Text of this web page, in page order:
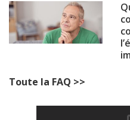
Toute la FAQ >>